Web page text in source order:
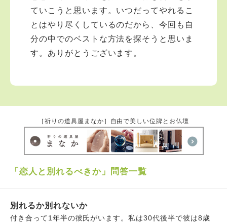
ていこうと思います。いつだってやれるこ
とはやり尽くしているのだから、今回も自
分の中でのベストな方法を探そうと思いま
す。ありがとうございます。
［祈りの道具屋まなか］自由で美しい位牌とお仏壇
「恋人と別れるべきか」問答一覧
別れるか別れないか
付き合って1年半の彼氏がいます。私は30代後半で彼は8歳